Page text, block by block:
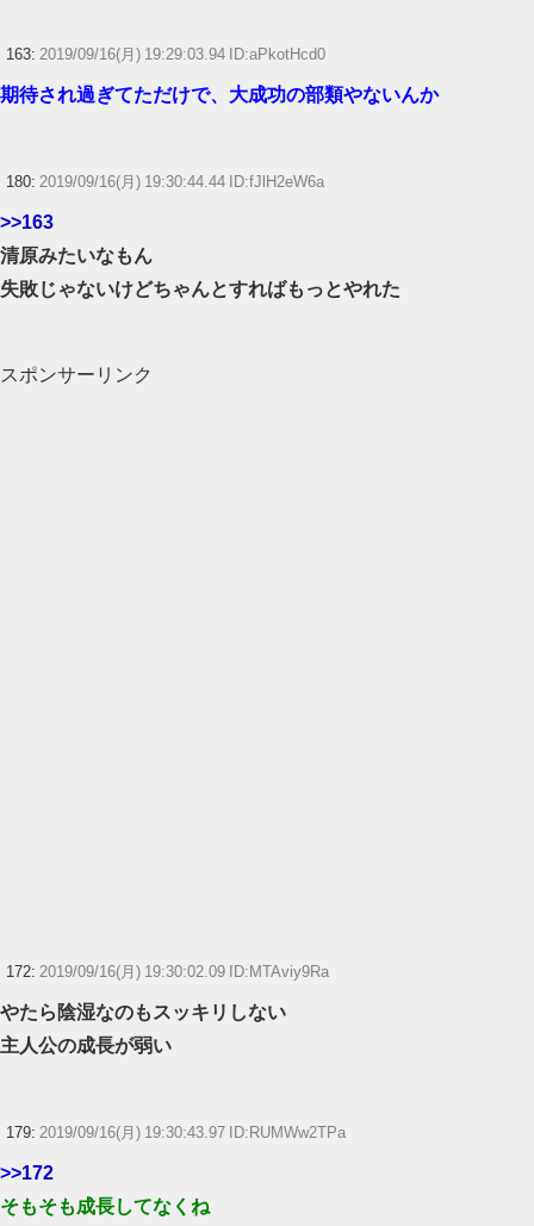
163: 2019/09/16(月) 19:29:03.94 ID:aPkotHcd0
期待され過ぎてただけで、大成功の部類やないんか
180: 2019/09/16(月) 19:30:44.44 ID:fJlH2eW6a
>>163
清原みたいなもん
失敗じゃないけどちゃんとすればもっとやれた
スポンサーリンク
172: 2019/09/16(月) 19:30:02.09 ID:MTAviy9Ra
やたら陰湿なのもスッキリしない
主人公の成長が弱い
179: 2019/09/16(月) 19:30:43.97 ID:RUMWw2TPa
>>172
そもそも成長してなくね